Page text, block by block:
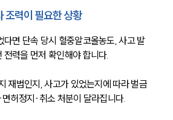
조력이 필요한 상황
면 단속 당시 혈중알코올농도, 사고 발
력을 먼저 확인해야 합니다.
재범인지, 사고가 있었는지에 따라 벌금
허정지·취소 처분이 달라집니다.